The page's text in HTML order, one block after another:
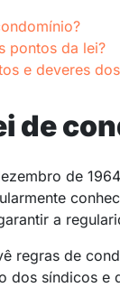
pontos da lei?
e deveres
de
de
a
regras de
dos síndicos